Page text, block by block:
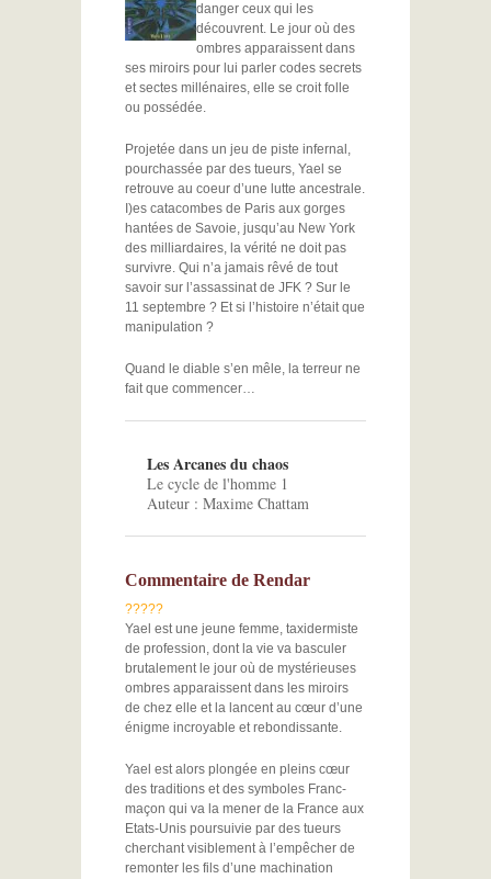
danger ceux qui les
découvrent. Le jour où des
ombres apparaissent dans
ses miroirs pour lui parler codes secrets
et sectes millénaires, elle se croit folle
ou possédée.
Projetée dans un jeu de piste infernal,
pourchassée par des tueurs, Yael se
retrouve au coeur d’une lutte ancestrale.
I)es catacombes de Paris aux gorges
hantées de Savoie, jusqu’au New York
des milliardaires, la vérité ne doit pas
survivre. Qui n’a jamais rêvé de tout
savoir sur l’assassinat de JFK ? Sur le
11 septembre ? Et si l’histoire n’était que
manipulation ?
Quand le diable s’en mêle, la terreur ne
fait que commencer…
Les Arcanes du chaos
Le cycle de l'homme 1
Auteur : Maxime Chattam
Commentaire de Rendar
?????
Yael est une jeune femme, taxidermiste
de profession, dont la vie va basculer
brutalement le jour où de mystérieuses
ombres apparaissent dans les miroirs
de chez elle et la lancent au cœur d’une
énigme incroyable et rebondissante.
Yael est alors plongée en pleins cœur
des traditions et des symboles Franc-
maçon qui va la mener de la France aux
Etats-Unis poursuivie par des tueurs
cherchant visiblement à l’empêcher de
remonter les fils d’une machination